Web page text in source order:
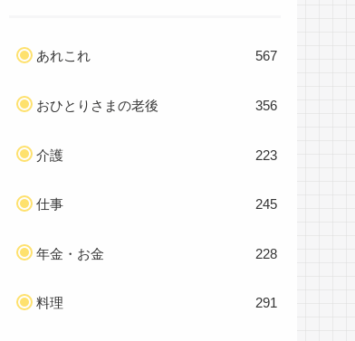
あれこれ 567
おひとりさまの老後 356
介護 223
仕事 245
年金・お金 228
料理 291